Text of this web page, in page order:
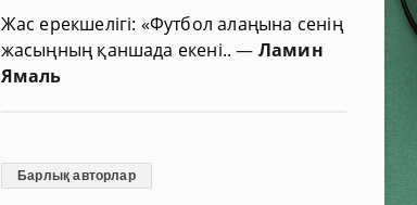
Жас ерекшелігі: «Футбол алаңына сенің
жасыңның қаншада екені..— Ламин
Ямаль
Барлық авторлар